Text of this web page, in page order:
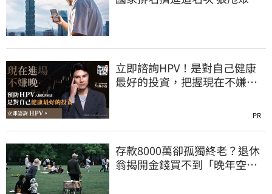
立即諮詢HPV！是對自己健康
最好的投資，把握現在不嫌
PR
存款8000萬卻孤獨終老？退休
翁揭開金錢買不到「晚年空